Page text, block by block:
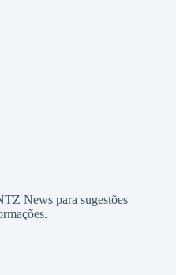
News para sugestões